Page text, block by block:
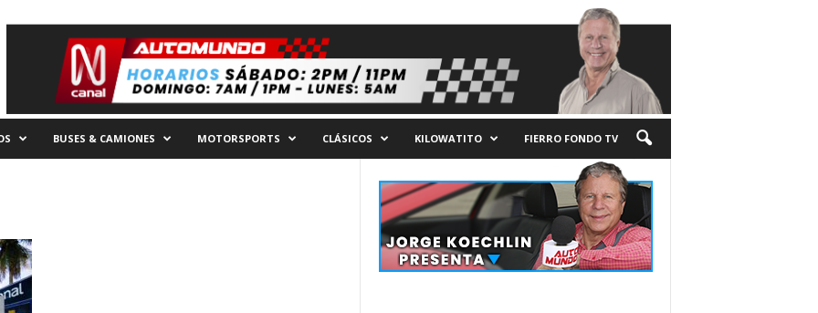
BUSES & CAMIONES MOTORSPORTS CLÁSICOS KILOWATITO FIERRO FONDO TV